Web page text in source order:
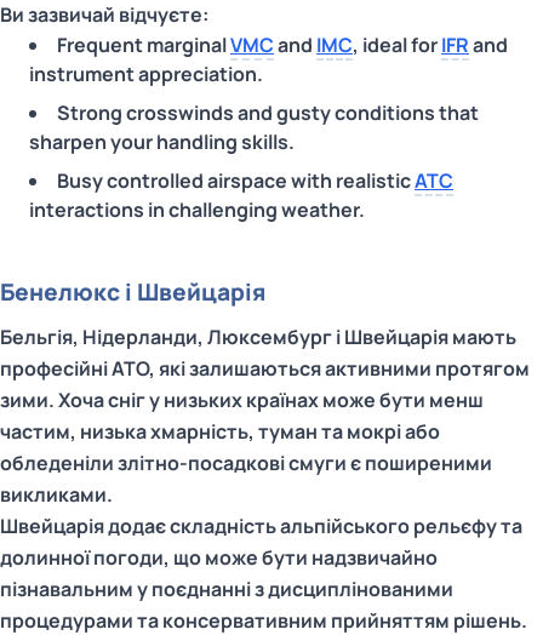
Ви зазвичай відчуєте:
Frequent marginalVMCand IMC, ideal forIFRand
instrument appreciation.
Strong crosswinds and gusty conditions that
sharpen your handling skills.
Busy controlled airspace with realisticATC
interactions in challenging weather.
Бенелюкс і Швейцарія
Бельгія, Нідерланди, Люксембург і Швейцарія мають
професійні ATO, які залишаються активними протягом
зими. Хоча сніг у низьких країнах може бути менш
частим, низька хмарність, туман та мокрі або
обледеніли злітно-посадкові смуги є поширеними
викликами.
Швейцарія додає складність альпійського рельєфу та
долинної погоди, що може бути надзвичайно
пізнавальним у поєднанні з дисциплінованими
процедурами та консервативним прийняттям рішень.